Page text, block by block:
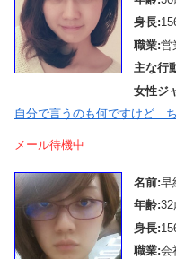
身長:
職業:営
主な行
女性ジ
自分で言うのも何ですけど…
メール待機中
名前:早
年齢:32
身長:
職業:会